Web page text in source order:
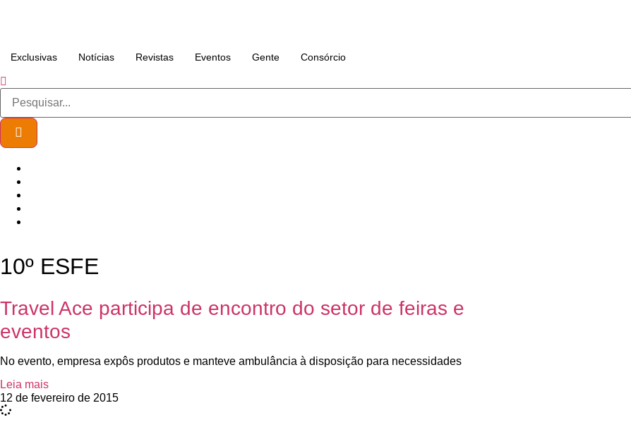
Exclusivas Notícias Revistas Eventos Gente Consórcio
10º ESFE
Travel Ace participa de encontro do setor de feiras e
eventos
No evento, empresa expôs produtos e manteve ambulância à disposição para necessidades
Leia mais
12 de fevereiro de 2015